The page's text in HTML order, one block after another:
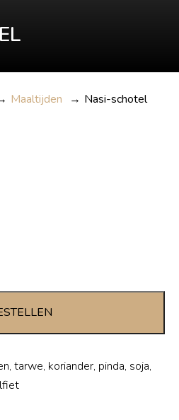
Maaltijden → Nasi-schotel
tarwe, koriander, pinda, soja,